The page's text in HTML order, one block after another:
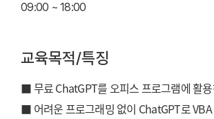
09:00 ~ 18:00
교육목적/특징
■ 무료 ChatGPT를 오피스 프로그램에 활
■ 어려운 프로그래밍 없이 ChatGPT로